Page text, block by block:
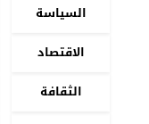
السياسة
الاقتصاد
الثقافة